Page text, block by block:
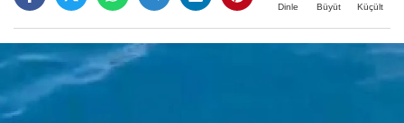
Dinle Büyüt Küçült